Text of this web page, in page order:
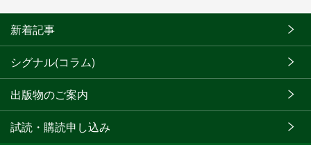
新着記事
シグナル(コラム)
出版物のご案内
試読・購読申し込み